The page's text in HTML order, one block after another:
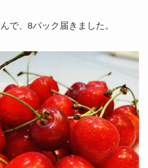
で、8パック届きました。